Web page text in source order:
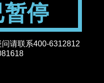
暂停
请联系400-6312812